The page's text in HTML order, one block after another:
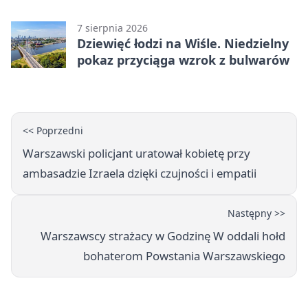
7 sierpnia 2026
Dziewięć łodzi na Wiśle. Niedzielny
pokaz przyciąga wzrok z bulwarów
<< Poprzedni
Warszawski policjant uratował kobietę przy
ambasadzie Izraela dzięki czujności i empatii
Następny >>
Warszawscy strażacy w Godzinę W oddali hołd
bohaterom Powstania Warszawskiego